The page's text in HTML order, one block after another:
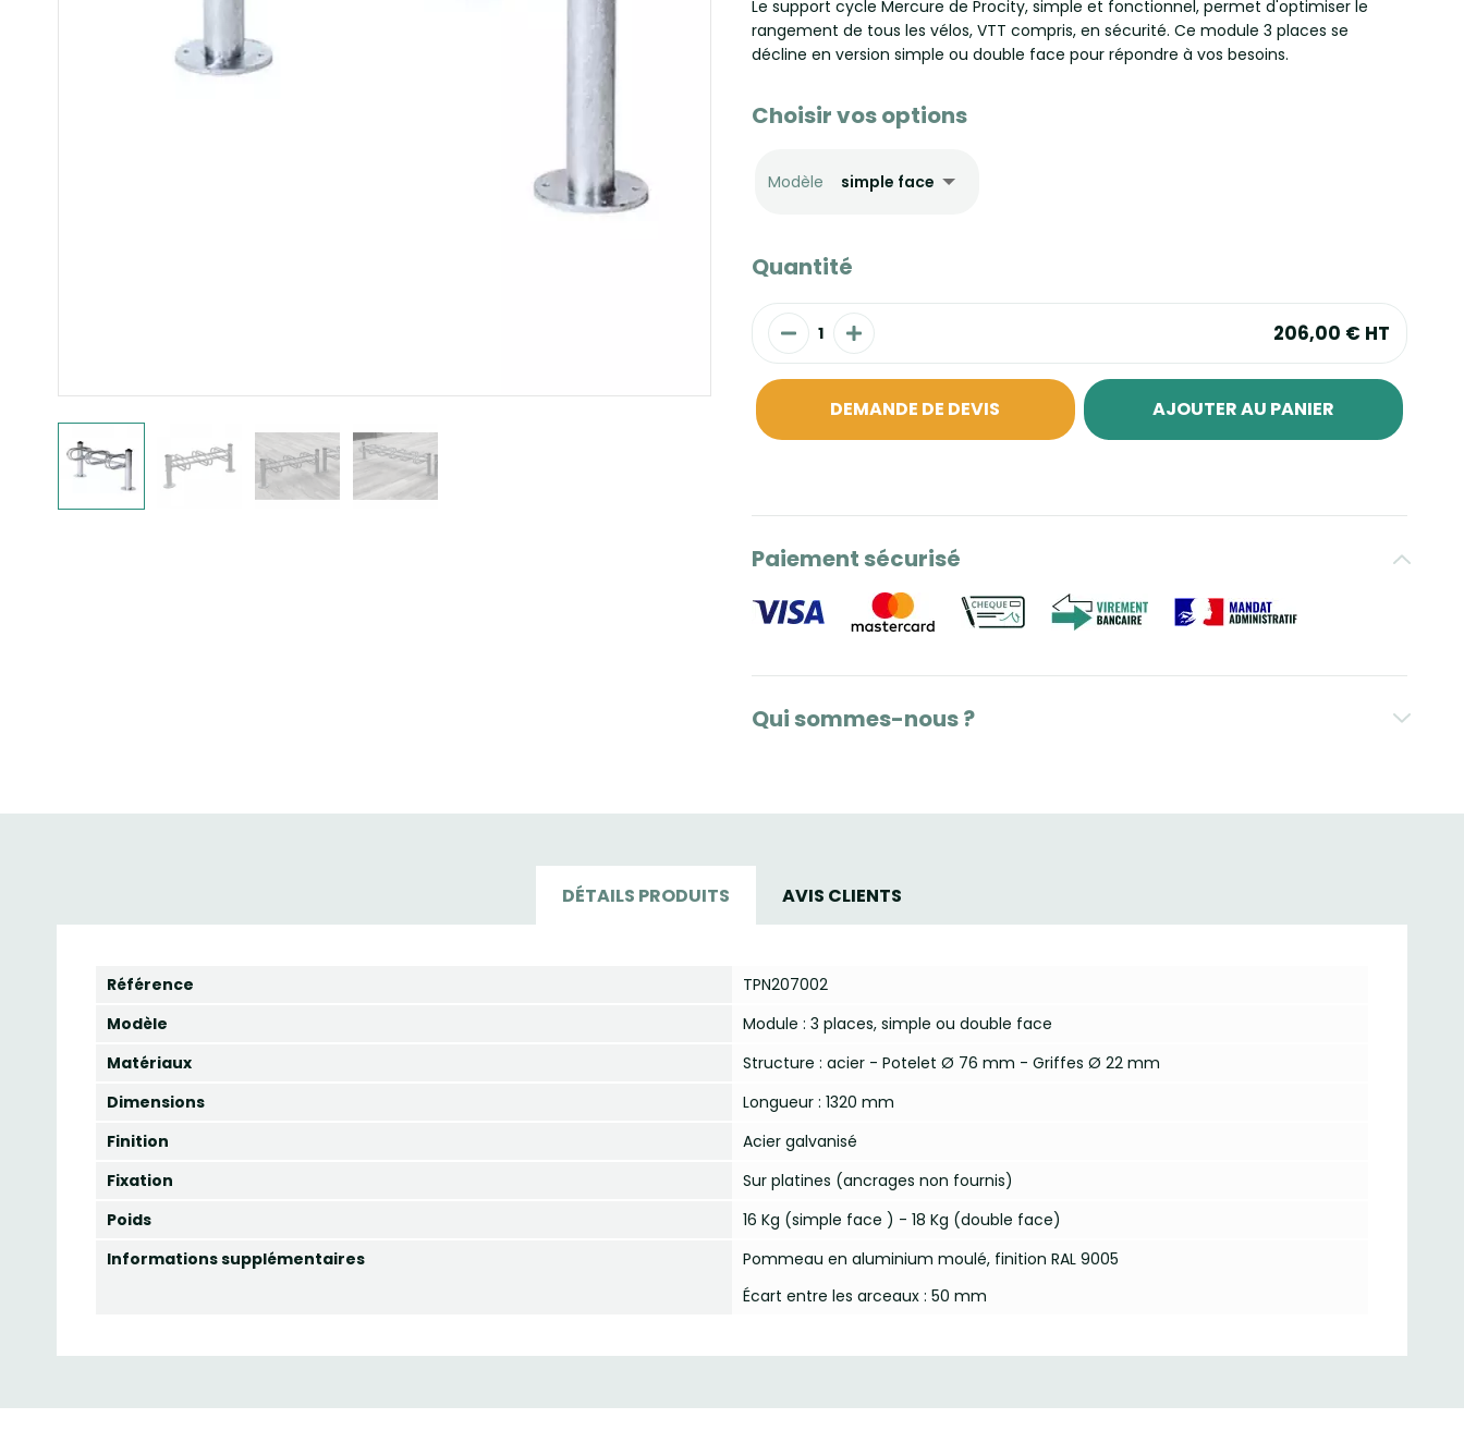
Le support cycle Mercure de Procity, simple et fonctionnel, permet d'optimiser le
rangement de tous les vélos, VTT compris, en sécurité. Ce module 3 places se
décline en version simple ou double face pour répondre à vos besoins.
Choisir vos options
Modèle
Quantité
206,00 € HT
DEMANDE DE DEVIS AJOUTER AU PANIER
Paiement sécurisé
Qui sommes-nous ?
DÉTAILS PRODUITS AVIS CLIENTS
Référence
TPN207002
Modèle
Module : 3 places, simple ou double face
Matériaux
Structure : acier - Potelet Ø 76 mm - Griffes Ø 22 mm
Dimensions
Longueur : 1320 mm
Finition
Acier galvanisé
Fixation
Sur platines (ancrages non fournis)
Poids
16 Kg (simple face ) - 18 Kg (double face)
Informations supplémentaires
Pommeau en aluminium moulé, finition RAL 9005
Écart entre les arceaux : 50 mm